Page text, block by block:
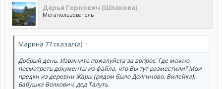
Дарья Гернович (Шпакова)
Мегапользователь
Марина 77 сказал(а): ↑
Добрый день. Извините пожалуйста за вопрос. Где можно
посмотреть документы из файла, что Вы тут разместили? Мои
предки из деревни Жары (рядом было Долгиново, Вилейка).
Бабушка Волкович, дед Талуть.